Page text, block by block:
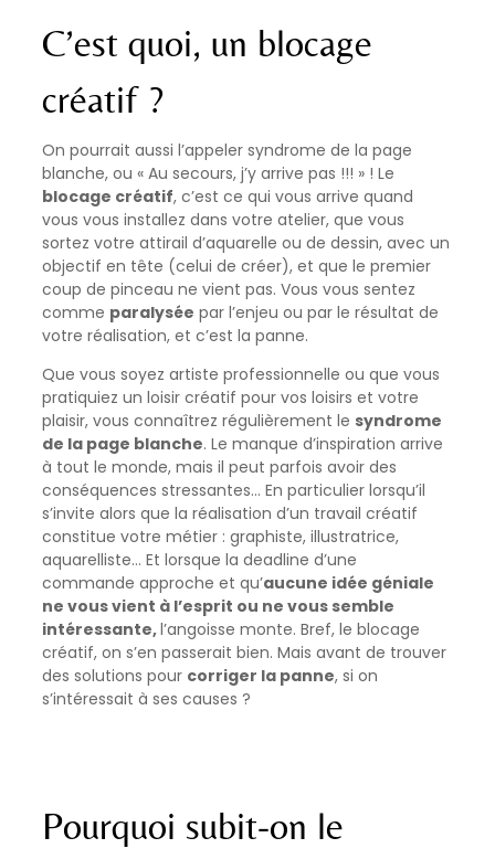
C’est quoi, un blocage
créatif ?
On pourrait aussi l’appeler syndrome de la page
blanche, ou « Au secours, j’y arrive pas !!! » ! Le
blocage créatif, c’est ce qui vous arrive quand
vous vous installez dans votre atelier, que vous
sortez votre attirail d’aquarelle ou de dessin, avec un
objectif en tête (celui de créer), et que le premier
coup de pinceau ne vient pas. Vous vous sentez
comme paralysée par l’enjeu ou par le résultat de
votre réalisation, et c’est la panne.
Que vous soyez artiste professionnelle ou que vous
pratiquiez un loisir créatif pour vos loisirs et votre
plaisir, vous connaîtrez régulièrement le syndrome
de la page blanche. Le manque d’inspiration arrive
à tout le monde, mais il peut parfois avoir des
conséquences stressantes… En particulier lorsqu’il
s’invite alors que la réalisation d’un travail créatif
constitue votre métier : graphiste, illustratrice,
aquarelliste… Et lorsque la deadline d’une
commande approche et qu’aucune idée géniale
ne vous vient à l’esprit ou ne vous semble
intéressante,l’angoisse monte. Bref, le blocage
créatif, on s’en passerait bien. Mais avant de trouver
des solutions pour corriger la panne, si on
s’intéressait à ses causes ?
Pourquoi subit-on le